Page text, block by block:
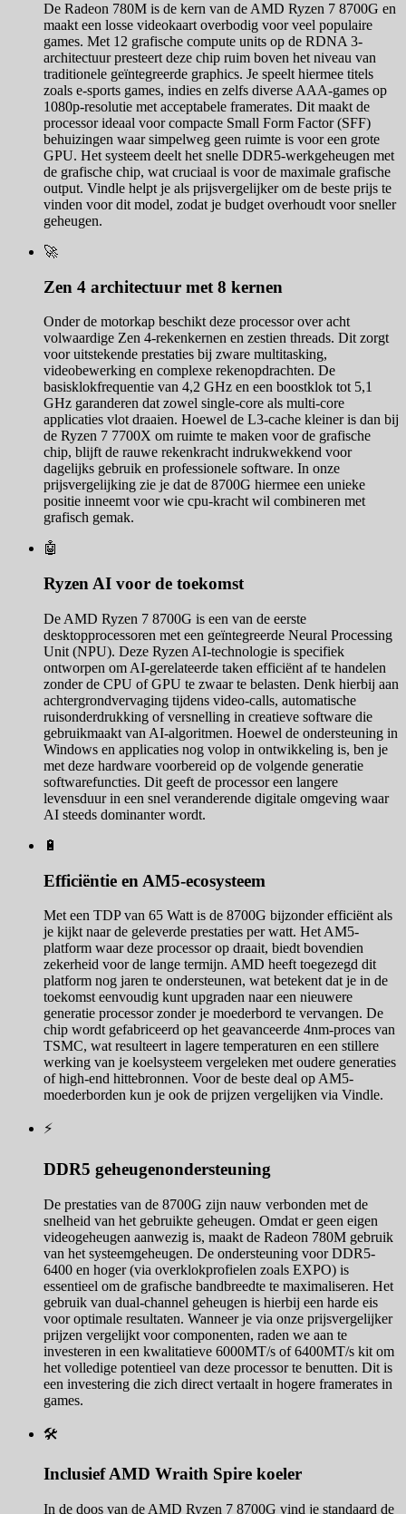
De Radeon 780M is de kern van de AMD Ryzen 7 8700G en
maakt een losse videokaart overbodig voor veel populaire
games. Met 12 grafische compute units op de RDNA 3-
architectuur presteert deze chip ruim boven het niveau van
traditionele geïntegreerde graphics. Je speelt hiermee titels
zoals e-sports games, indies en zelfs diverse AAA-games op
1080p-resolutie met acceptabele framerates. Dit maakt de
processor ideaal voor compacte Small Form Factor (SFF)
behuizingen waar simpelweg geen ruimte is voor een grote
GPU. Het systeem deelt het snelle DDR5-werkgeheugen met
de grafische chip, wat cruciaal is voor de maximale grafische
output. Vindle helpt je als prijsvergelijker om de beste prijs te
vinden voor dit model, zodat je budget overhoudt voor sneller
geheugen.
🚀
Zen 4 architectuur met 8 kernen
Onder de motorkap beschikt deze processor over acht
volwaardige Zen 4-rekenkernen en zestien threads. Dit zorgt
voor uitstekende prestaties bij zware multitasking,
videobewerking en complexe rekenopdrachten. De
basisklokfrequentie van 4,2 GHz en een boostklok tot 5,1
GHz garanderen dat zowel single-core als multi-core
applicaties vlot draaien. Hoewel de L3-cache kleiner is dan bij
de Ryzen 7 7700X om ruimte te maken voor de grafische
chip, blijft de rauwe rekenkracht indrukwekkend voor
dagelijks gebruik en professionele software. In onze
prijsvergelijking zie je dat de 8700G hiermee een unieke
positie inneemt voor wie cpu-kracht wil combineren met
grafisch gemak.
🤖
Ryzen AI voor de toekomst
De AMD Ryzen 7 8700G is een van de eerste
desktopprocessoren met een geïntegreerde Neural Processing
Unit (NPU). Deze Ryzen AI-technologie is specifiek
ontworpen om AI-gerelateerde taken efficiënt af te handelen
zonder de CPU of GPU te zwaar te belasten. Denk hierbij aan
achtergrondvervaging tijdens video-calls, automatische
ruisonderdrukking of versnelling in creatieve software die
gebruikmaakt van AI-algoritmen. Hoewel de ondersteuning in
Windows en applicaties nog volop in ontwikkeling is, ben je
met deze hardware voorbereid op de volgende generatie
softwarefuncties. Dit geeft de processor een langere
levensduur in een snel veranderende digitale omgeving waar
AI steeds dominanter wordt.
🔋
Efficiëntie en AM5-ecosysteem
Met een TDP van 65 Watt is de 8700G bijzonder efficiënt als
je kijkt naar de geleverde prestaties per watt. Het AM5-
platform waar deze processor op draait, biedt bovendien
zekerheid voor de lange termijn. AMD heeft toegezegd dit
platform nog jaren te ondersteunen, wat betekent dat je in de
toekomst eenvoudig kunt upgraden naar een nieuwere
generatie processor zonder je moederbord te vervangen. De
chip wordt gefabriceerd op het geavanceerde 4nm-proces van
TSMC, wat resulteert in lagere temperaturen en een stillere
werking van je koelsysteem vergeleken met oudere generaties
of high-end hittebronnen. Voor de beste deal op AM5-
moederborden kun je ook de prijzen vergelijken via Vindle.
⚡
DDR5 geheugenondersteuning
De prestaties van de 8700G zijn nauw verbonden met de
snelheid van het gebruikte geheugen. Omdat er geen eigen
videogeheugen aanwezig is, maakt de Radeon 780M gebruik
van het systeemgeheugen. De ondersteuning voor DDR5-
6400 en hoger (via overklokprofielen zoals EXPO) is
essentieel om de grafische bandbreedte te maximaliseren. Het
gebruik van dual-channel geheugen is hierbij een harde eis
voor optimale resultaten. Wanneer je via onze prijsvergelijker
prijzen vergelijkt voor componenten, raden we aan te
investeren in een kwalitatieve 6000MT/s of 6400MT/s kit om
het volledige potentieel van deze processor te benutten. Dit is
een investering die zich direct vertaalt in hogere framerates in
games.
🛠️
Inclusief AMD Wraith Spire koeler
In de doos van de AMD Ryzen 7 8700G vind je standaard de